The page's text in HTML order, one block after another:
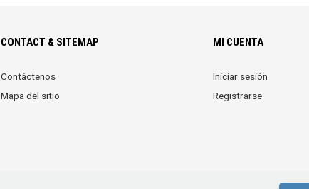
CONTACT & SITEMAP
Contáctenos
Mapa del sitio
MI CUENTA
Iniciar sesión
Registrarse
© 2026 Economicos VIP. Reservados todos los